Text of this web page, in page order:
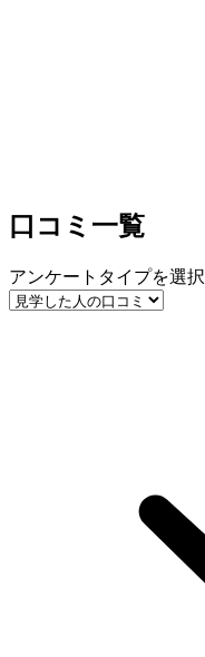
口コミ一覧
アンケートタイプを選択